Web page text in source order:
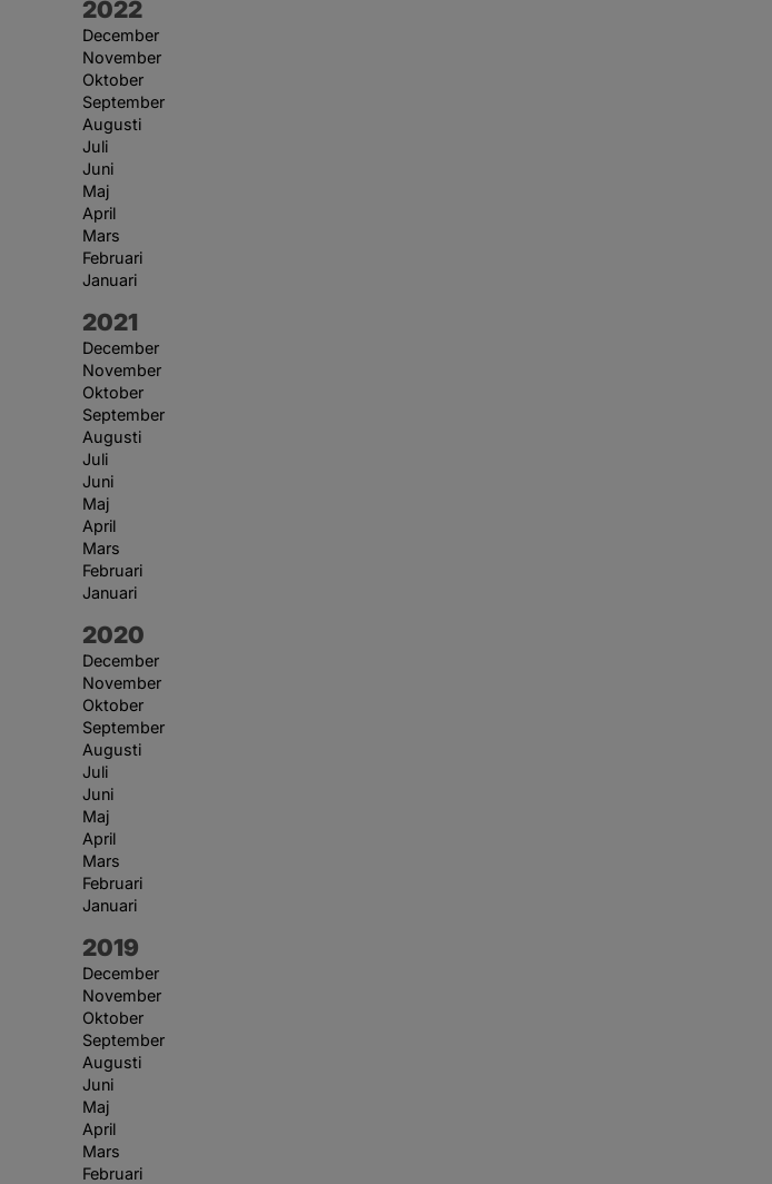
År:
2022
December
November
Oktober
September
Augusti
Juli
Juni
Maj
April
Mars
Februari
Januari
År:
2021
December
November
Oktober
September
Augusti
Juli
Juni
Maj
April
Mars
Februari
Januari
År:
2020
December
November
Oktober
September
Augusti
Juli
Juni
Maj
April
Mars
Februari
Januari
År:
2019
December
November
Oktober
September
Augusti
Juni
Maj
April
Mars
Februari